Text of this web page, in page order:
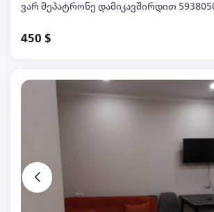
ვარ მეპატრონე დამიკავშირდით
450 $